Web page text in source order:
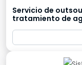
Servicio de
tratamiento de